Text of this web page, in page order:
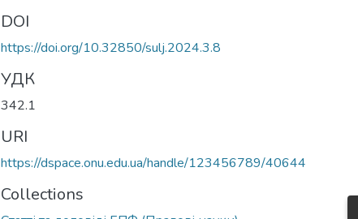
DOI
https://doi.org/10.32850/sulj.2024.3.8
УДК
342.1
URI
https://dspace.onu.edu.ua/handle/123456789/40644
Collections